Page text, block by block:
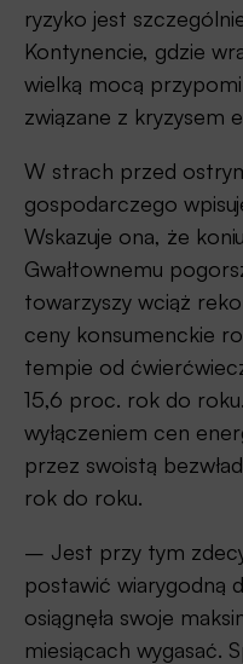
ryzyko jest
Kontynencie, gdzie
wielką mocą
związane z kryzysem
W strach przed
gospodarczego
Wskazuje ona, że
Gwałtownemu
towarzyszy wciąż
ceny konsumenckie
tempie od
15,6 proc. rok do
wyłączeniem cen
przez swoistą
rok do roku.
– Jest przy tym
postawić wiarygodną
osiągnęła swoje
miesiącach wygasać.